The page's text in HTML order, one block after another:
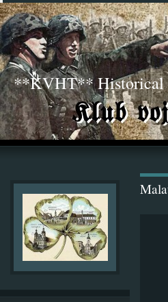
**KVHT** Historical